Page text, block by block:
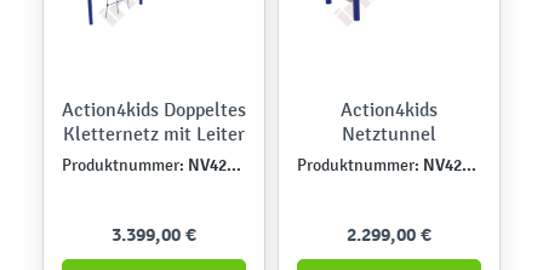
Action4kids Doppeltes
Kletternetz mit Leiter
Produktnummer: NV42305
3.399,00 €
Action4kids
Netztunnel
Produktnummer: NV42310
2.299,00 €